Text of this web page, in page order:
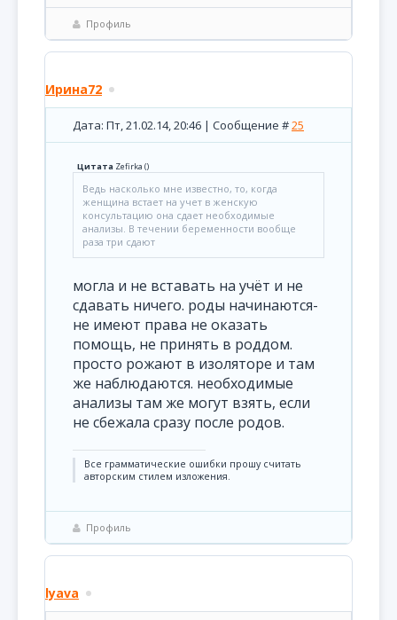
Профиль
Ирина72
Дата: Пт, 21.02.14, 20:46 | Сообщение #25
Цитата Zefirka ()
Ведь насколько мне известно, то, когда
женщина встает на учет в женскую
консультацию она сдает необходимые
анализы. В течении беременности вообще
раза три сдают
могла и не вставать на учёт и не
сдавать ничего. роды начинаются-
не имеют права не оказать
помощь, не принять в роддом.
просто рожают в изоляторе и там
же наблюдаются. необходимые
анализы там же могут взять, если
не сбежала сразу после родов.
Все грамматические ошибки прошу считать
авторским стилем изложения.
Профиль
lyava